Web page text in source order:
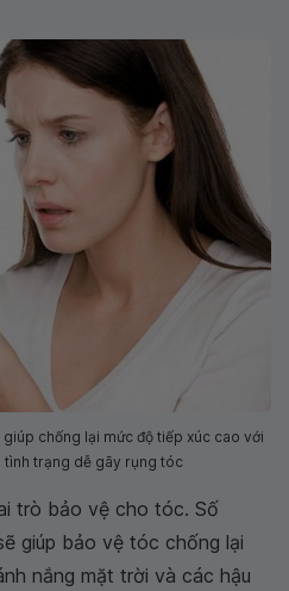
chống lại mức độ tiếp xúc cao với
tình trạng dễ gãy rụng tóc
trò bảo vệ cho tóc. Số
giúp bảo vệ tóc chống lại
nắng mặt trời và các hậu